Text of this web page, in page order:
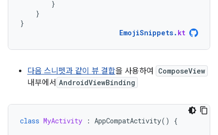
}
}
}
EmojiSnippets. kt
다음 스니펫과 같이 뷰 결합을 사용하여 ComposeView
내부에서 AndroidViewBinding
class MyActivity : AppCompatActivity() {